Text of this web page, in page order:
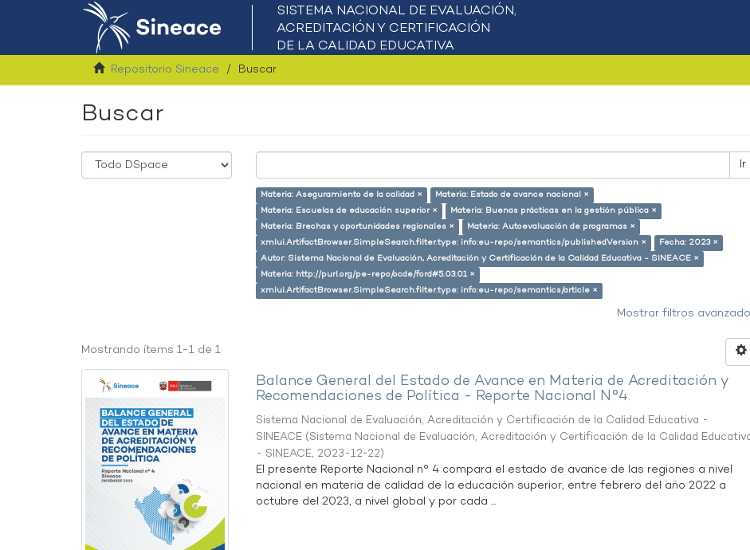
Repositorio Sineace Buscar
Buscar
Ir
Materia: Aseguramiento de la calidad ×
Materia: Estado de avance nacional ×
Materia: Escuelas de educación superior ×
Materia: Buenas prácticas en la gestión pública ×
Materia: Brechas y oportunidades regionales ×
Materia: Autoevaluación de programas ×
xmlui.ArtifactBrowser.SimpleSearch.filter.type: info:eu-repo/semantics/publishedVersion ×
Fecha: 2023 ×
Autor: Sistema Nacional de Evaluación, Acreditación y Certificación de la Calidad Educativa - SINEACE ×
Materia: http://purl.org/pe-repo/ocde/ford#5.03.01 ×
xmlui.ArtifactBrowser.SimpleSearch.filter.type: info:eu-repo/semantics/article ×
Mostrar filtros
Mostrando ítems 1-1 de 1
Balance General del Estado de Avance en Materia de Acreditación y
Recomendaciones de Política - Reporte Nacional N°4.
Sistema Nacional de Evaluación, Acreditación y Certificación de la Calidad Educativa -
SINEACE (Sistema Nacional de Evaluación, Acreditación y Certificación de la Calidad
- SINEACE, 2023-12-22)
El presente Reporte Nacional n° 4 compara el estado de avance de las regiones a nivel
nacional en materia de calidad de la educación superior, entre febrero del año 2022 a
octubre del 2023, a nivel global y por cada ...